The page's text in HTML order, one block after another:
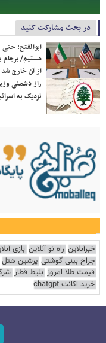
در بحث مشارکت کنید
ابوالفتح:
هستیم/ برجام
از آن خارج شد
راز دشمنی
نزدیک به
خبرآنلاین راه نو آنلاین بازی
جراح بینی گوشتی پرشین هتل
قیمت طلا امروز بلیط قطار
خرید اکانت chatgpt